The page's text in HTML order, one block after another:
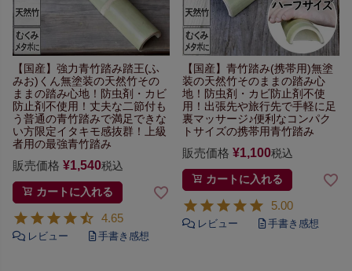
【国産】強力青竹踏み踏王(ふ
みお)くん無塗装の天然竹その
ままの踏み心地！ 防虫剤・カビ
防止剤不使用！丈夫な二節付も
う普通の青竹踏みで満足できな
い方限定イタキモ感抜群！上級
者用の最強青竹踏み
販売価格 ¥1,540税込
カートに入れる
4.65
【国産】青竹踏み(携帯用)無塗
装の天然竹そのままの踏み心
地！ 防虫剤・カビ防止剤不使
用！ 出張先や旅行先で手軽に足
裏マッサージ♪便利なコンパク
トサイズの携帯用青竹踏み
販売価格 ¥1,100税込
カートに入れる
5.00